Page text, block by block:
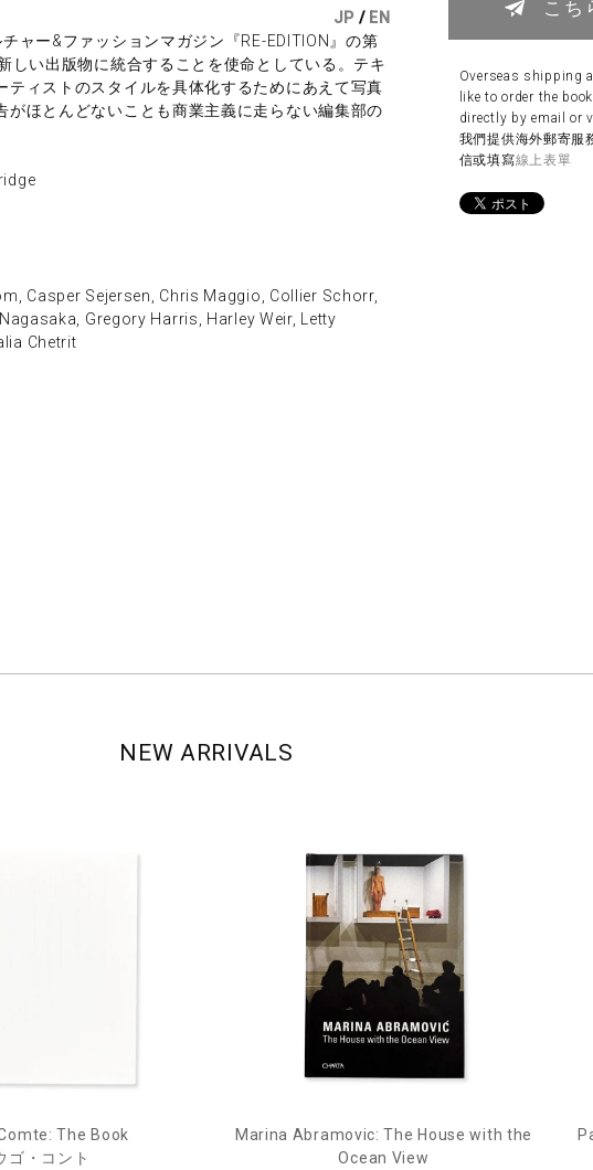
JP / EN
ャー&ファッションマガジン『RE-EDITION』の第
しい出版物に統合することを使命としている。テキ
ィストのスタイルを具体化するためにあえて写真
ほとんどないことも商業主義に走らない編集部の
Casper Sejersen, Chris Maggio, Collier Schorr,
Gregory Harris, Harley Weir, Letty
Chetrit
こち
Overseas shipping
like to order the
directly by email or
我們提供海外郵寄服
信或填寫線上表單
NEW ARRIVALS
The Book
ゴ・コント
Marina Abramovic: The House with the
Ocean View